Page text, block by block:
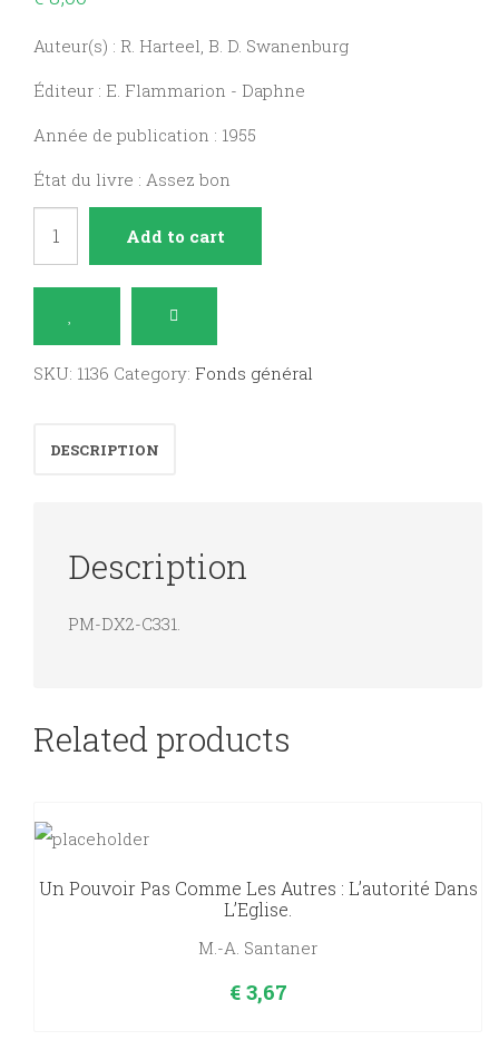
Auteur(s) : R. Harteel, B. D. Swanenburg
Éditeur : E. Flammarion - Daphne
Année de publication : 1955
État du livre : Assez bon
beaux-
arts,
arts
Add to cart
SKU: 1136 Category: Fonds général
DESCRIPTION
Description
PM-DX2-C331.
Related products
Un Pouvoir Pas Comme Les Autres : L’autorité Dans
L’Eglise.
M.-A. Santaner
€3,67